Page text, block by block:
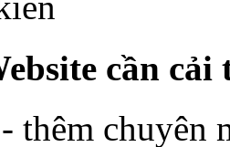
cần cải
thêm chuyên